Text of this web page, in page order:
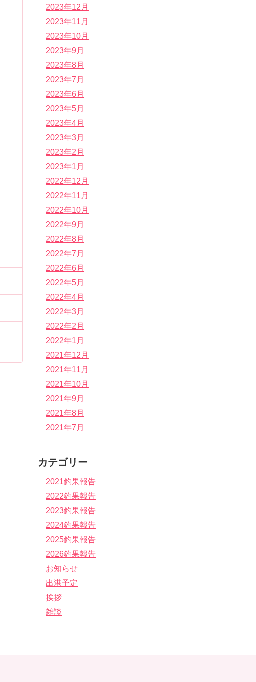
2023年12月
2023年11月
2023年10月
2023年9月
2023年8月
2023年7月
2023年6月
2023年5月
2023年4月
2023年3月
2023年2月
2023年1月
2022年12月
2022年11月
2022年10月
2022年9月
2022年8月
2022年7月
2022年6月
2022年5月
2022年4月
2022年3月
2022年2月
2022年1月
2021年12月
2021年11月
2021年10月
2021年9月
2021年8月
2021年7月
カテゴリー
2021釣果報告
2022釣果報告
2023釣果報告
2024釣果報告
2025釣果報告
2026釣果報告
お知らせ
出港予定
挨拶
雑談